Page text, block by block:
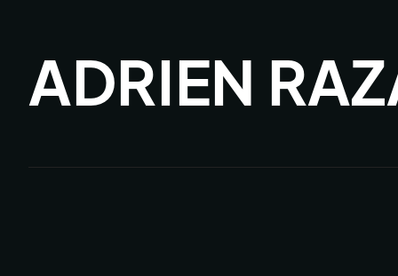
ADRIEN